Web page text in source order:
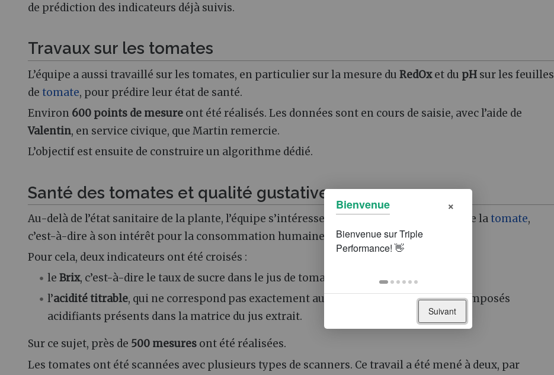
de prédiction des indicateurs déjà suivis.
Travaux sur les tomates
L’équipe a aussi travaillé sur les tomates, en particulier sur la mesure du RedOxet du pH sur les feuilles
de tomate, pour prédire leur état de santé.
Environ 600 points de mesure ont été réalisés. Les données sont en cours de saisie, avec l’aide de
Valentin, en service civique, que Martin remercie.
L’objectif est ensuite de construire un algorithme dédié.
Santé des tomates et qualité gustative
Au-delà de l’état sanitaire de la plante, l’équipe s’intéresse aussi à la qualité gustative de la tomate,
c’est-à-dire à son intérêt pour la consommation humaine.
Pour cela, deux indicateurs ont été croisés :
leBrix, c’est-à-dire le taux de sucre dans le jus de tomate ;
l’acidité titrable, qui ne correspond pas exactement au pH, mais à un dosage des composés
acidifiants présents dans la matrice du jus extrait.
Sur ce sujet, près de 500 mesures ont été réalisées.
Les tomates ont été scannées avec plusieurs types de scanners. Ce travail a été mené à deux, par
Bienvenue ×
Suivant